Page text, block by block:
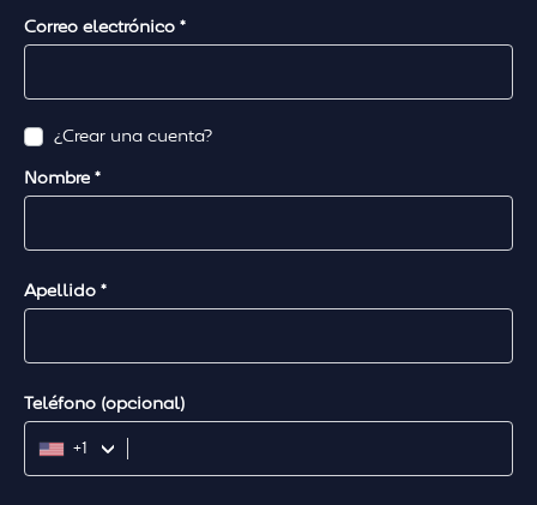
Correo electrónico *
¿Crear una cuenta?
Nombre *
Apellido *
Teléfono (opcional)
+1